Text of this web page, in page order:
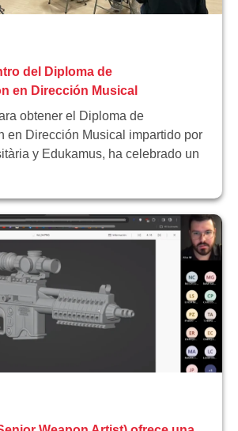
del Diploma de
en Dirección Musical
obtener el Diploma de
en Dirección Musical impartido por
y Edukamus, ha celebrado un